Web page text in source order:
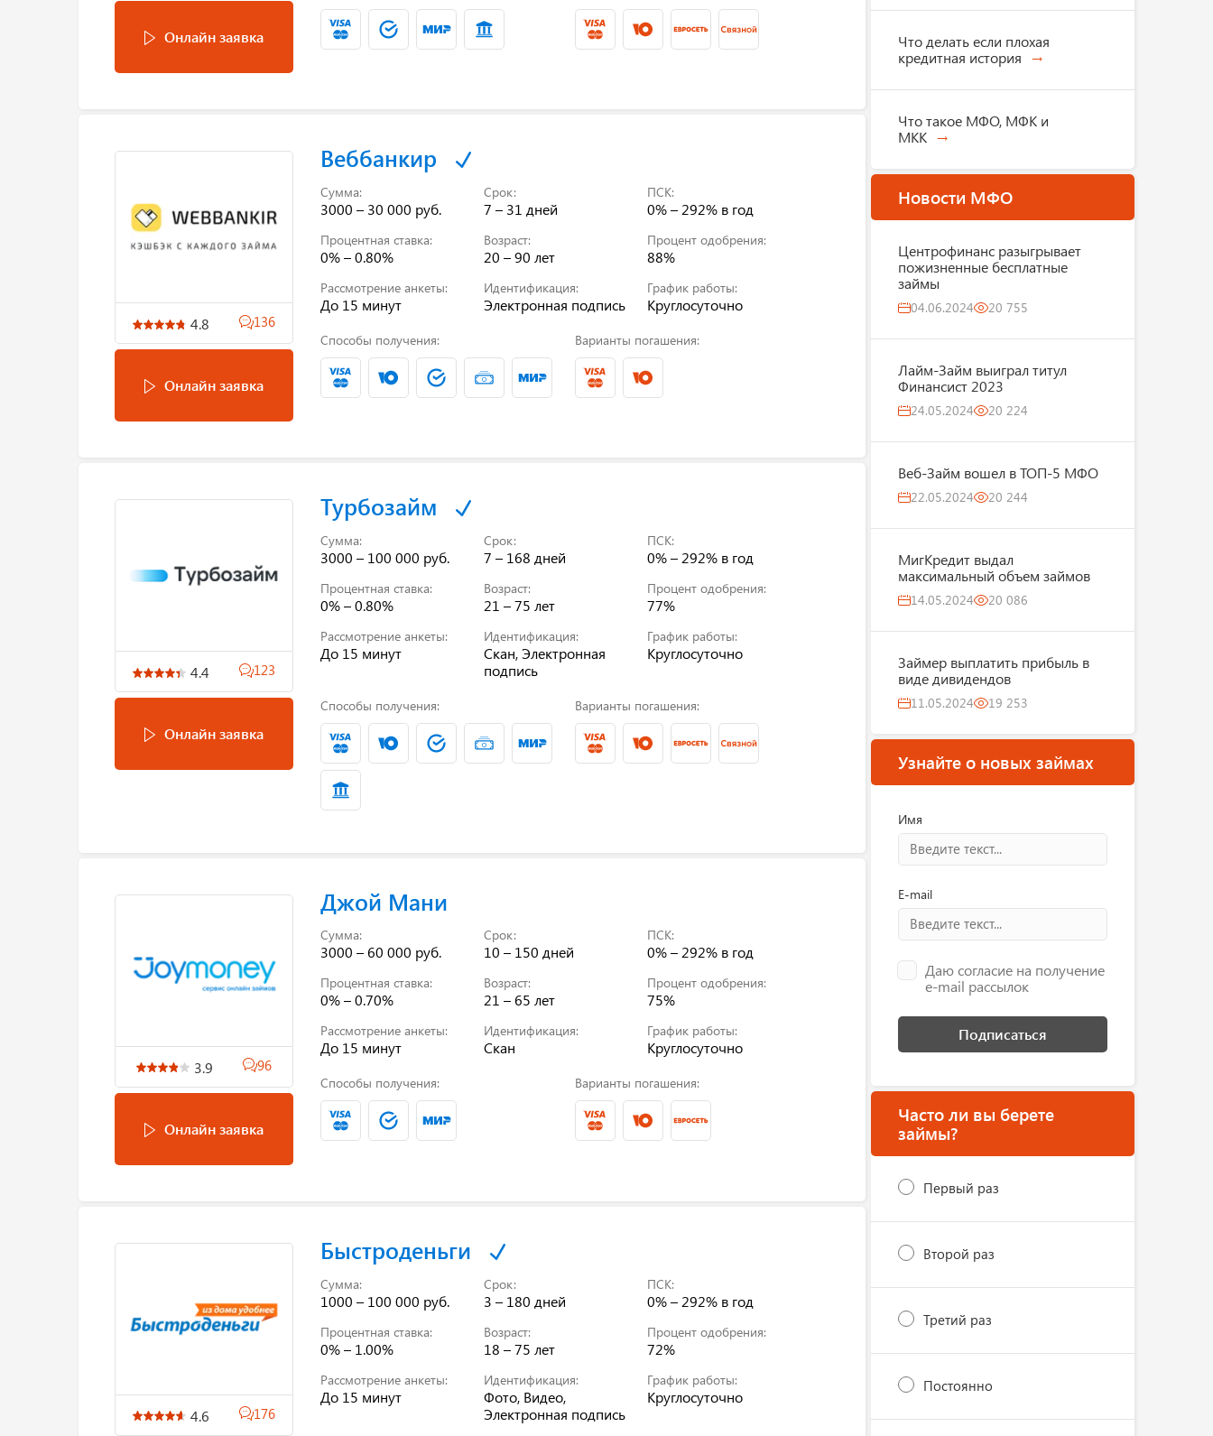
Онлайн заявка
4.8 136
Онлайн заявка
Веббанкир
Сумма:
3000 – 30 000 руб.
Срок:
7 – 31 дней
ПСК:
0% – 292% в год
Процентная ставка:
0% – 0.80%
Возраст:
20 – 90 лет
Процент одобрения:
88%
Рассмотрение анкеты:
До 15 минут
Идентификация:
Электронная подпись
График работы:
Круглосуточно
Способы получения: Варианты погашения:
4.4 123
Онлайн заявка
Турбозайм
Сумма:
3000 – 100 000 руб.
Срок:
7 – 168 дней
ПСК:
0% – 292% в год
Процентная ставка:
0% – 0.80%
Возраст:
21 – 75 лет
Процент одобрения:
77%
Рассмотрение анкеты:
До 15 минут
Идентификация:
Скан, Электронная
подпись
График работы:
Круглосуточно
Способы получения: Варианты погашения:
3.9 96
Онлайн заявка
Джой Мани
Сумма:
3000 – 60 000 руб.
Срок:
10 – 150 дней
ПСК:
0% – 292% в год
Процентная ставка:
0% – 0.70%
Возраст:
21 – 65 лет
Процент одобрения:
75%
Рассмотрение анкеты:
До 15 минут
Идентификация:
Скан
График работы:
Круглосуточно
Способы получения: Варианты погашения:
4.6 176
Быстроденьги
Сумма:
1000 – 100 000 руб.
Срок:
3 – 180 дней
ПСК:
0% – 292% в год
Процентная ставка:
0% – 1.00%
Возраст:
18 – 75 лет
Процент одобрения:
72%
Рассмотрение анкеты:
До 15 минут
Идентификация:
Фото, Видео,
Электронная подпись
График работы:
Круглосуточно
Что делать если плохая
кредитная история
Что такое МФО, МФК и
МКК
Новости МФО
Центрофинанс разыгрывает
пожизненные бесплатные
займы
04.06.2024 20 755
Лайм-Займ выиграл титул
Финансист 2023
24.05.2024 20 224
Веб-Займ вошел в ТОП-5 МФО
22.05.2024 20 244
МигКредит выдал
максимальный объем займов
14.05.2024 20 086
Займер выплатить прибыль в
виде дивидендов
11.05.2024 19 253
Узнайте о новых займах
Имя
E-mail
Даю согласие на получение
e-mail рассылок
Подписаться
Часто ли вы берете
займы?
Первый раз
Второй раз
Третий раз
Постоянно